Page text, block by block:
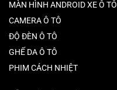
MÀN HÌNH ANDROID XE Ô TÔ
CAMERA Ô TÔ
ĐỘ ĐÈN Ô TÔ
GHẾ DA Ô TÔ
PHIM CÁCH NHIỆT